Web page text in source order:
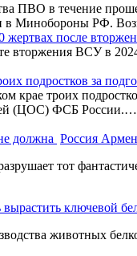
ПВО в течение
в Минобороны РФ.
вторжения ВСУ в
крае троих
(ЦОС) ФСБ России.…
Россия
тот
животных